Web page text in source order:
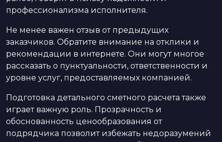
профессионализма исполнителя.
Не менее важен отзыв от предыдущих
заказчиков. Обратите внимание на отклики и
рекомендации в интернете. Они могут многое
рассказать о пунктуальности, ответственности и
уровне услуг, предоставляемых компанией.
Подготовка детального сметного расчета также
играет важную роль. Прозрачность и
обоснованность ценообразования от
подрядчика позволит избежать недоразумений